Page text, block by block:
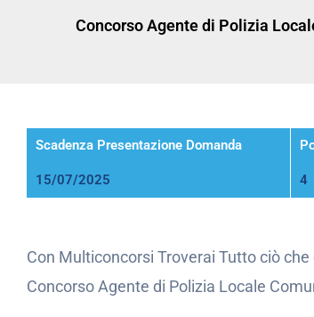
Concorso Agente di Polizia
Scadenza Presentazione Domanda
15/07/2025 4
Con Multiconcorsi Troverai Tutto ciò
Concorso Agente di Polizia Locale